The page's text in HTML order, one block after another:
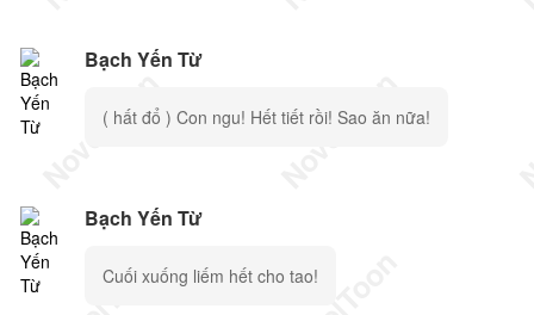
Bạch Yến Từ
( hất đổ ) Con ngu! Hết tiết rồi! Sao ăn nữa!
Bạch Yến Từ
Cuối xuống liếm hết cho tao!